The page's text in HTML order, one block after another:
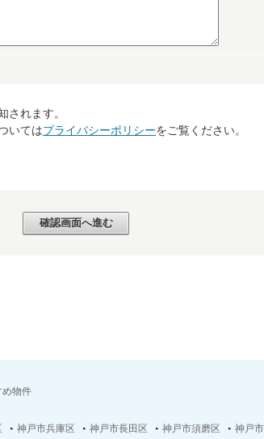
されます。
いてはプライバシーポリシーをご覧ください。
め物件
神戸市兵庫区 神戸市長田区 神戸市須磨区 神戸